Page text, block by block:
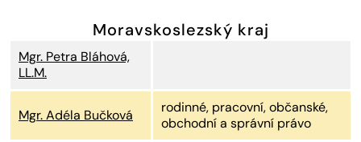
ADVOKÁTNÍ DENÍK
Moravskoslezský kraj
Mgr. Petra Bláhová,
LL.M.
Mgr. Adéla Bučková
rodinné, pracovní, občanské,
obchodní a správní právo